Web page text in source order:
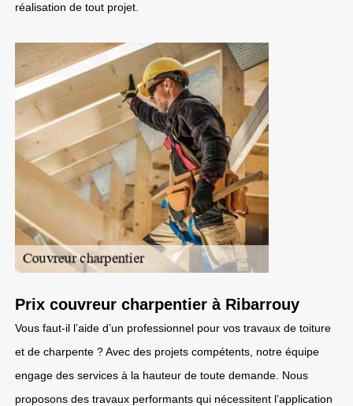
réalisation de tout projet.
Prix couvreur charpentier à Ribarrouy
Vous faut-il l’aide d’un professionnel pour vos travaux de toiture
et de charpente ? Avec des projets compétents, notre équipe
engage des services à la hauteur de toute demande. Nous
proposons des travaux performants qui nécessitent l’application